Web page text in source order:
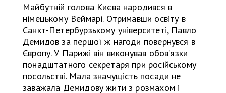
Майбутній голова Києва народився в
німецькому Веймарі. Отримавши освіту в
Санкт-Петербурзькому університеті, Павло
Демидов за першої ж нагоди повернувся в
Європу. У Парижі він виконував обов’язки
понадштатного секретаря при російському
посольстві. Мала значущість посади не
заважала Демидову жити з розмахом і